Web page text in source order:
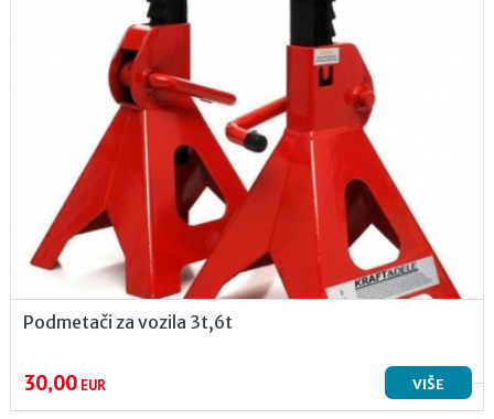
Podmetači za vozila 3t,6t
30,00EUR VIŠE